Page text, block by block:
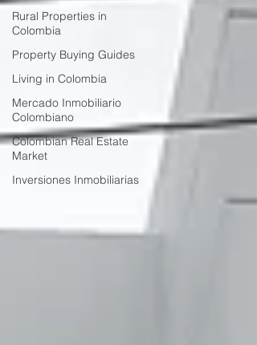
Rural Properties in
Colombia
Property Buying Guides
Living in Colombia
Mercado Inmobiliario
Colombiano
Colombian Real Estate
Market
Inversiones Inmobiliarias